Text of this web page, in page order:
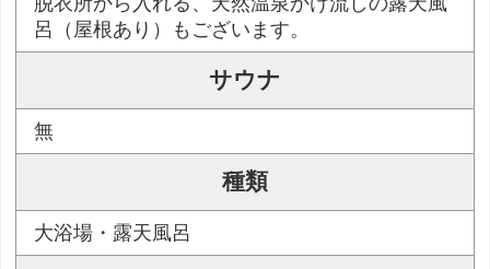
呂（屋根あり）もございます。
サウナ
無
種類
大浴場・露天風呂